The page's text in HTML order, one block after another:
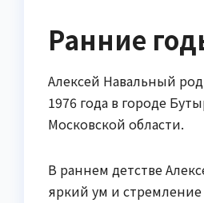
Ранние
Алексей Навальный
1976 года в городе
Московской области.
В раннем детстве
яркий ум и